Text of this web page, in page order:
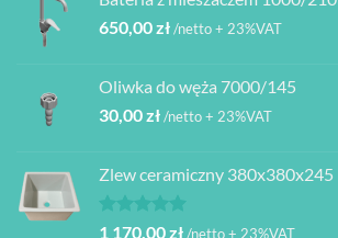
650,00zł/netto + 23%VAT
Oliwka do węża 7000/145
30,00zł/netto + 23%VAT
Zlew ceramiczny 380x380x245
Oceniono
1 170,00zł/netto + 23%VAT